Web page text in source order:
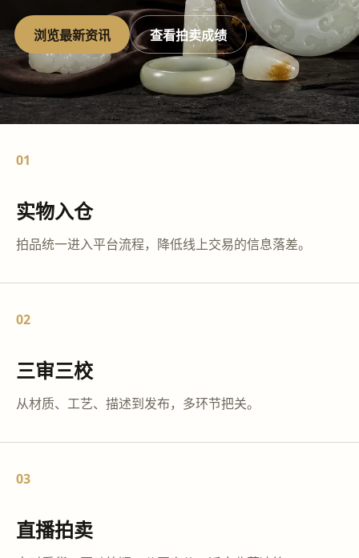
浏览最新资讯 查看拍卖成绩
01
实物入仓
拍品统一进入平台流程，降低线上交易的信息落差。
02
三审三校
从材质、工艺、描述到发布，多环节把关。
03
直播拍卖